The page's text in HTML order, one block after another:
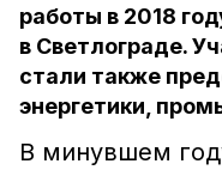
работы в 2018
в Светлограде.
стали также
энергетики,
В минувшем